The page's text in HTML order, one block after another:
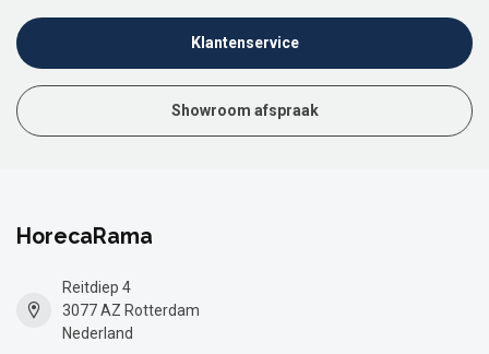
Klantenservice
Showroom afspraak
HorecaRama
Reitdiep 4
3077 AZ Rotterdam
Nederland